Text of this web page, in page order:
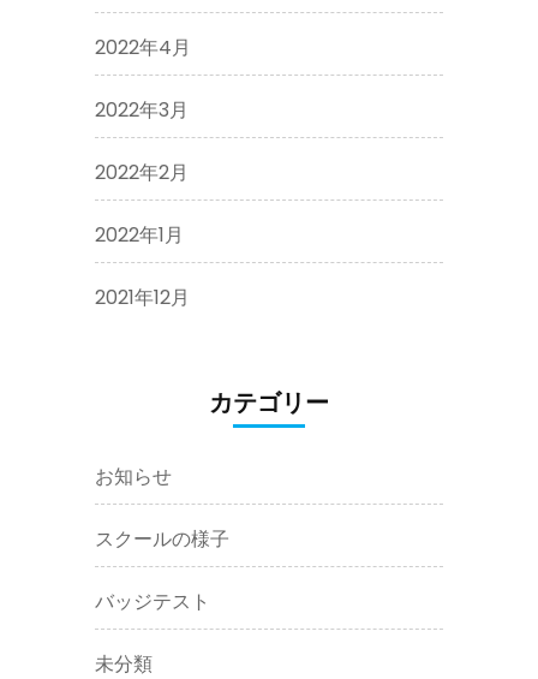
2022年4月
2022年3月
2022年2月
2022年1月
2021年12月
カテゴリー
お知らせ
スクールの様子
バッジテスト
未分類